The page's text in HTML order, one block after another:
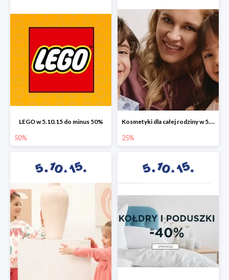
LEGO w 5.10.15 do minus 50%
50%
Kosmetyki dla całej rodziny w 5.10.15 do -25%
25%